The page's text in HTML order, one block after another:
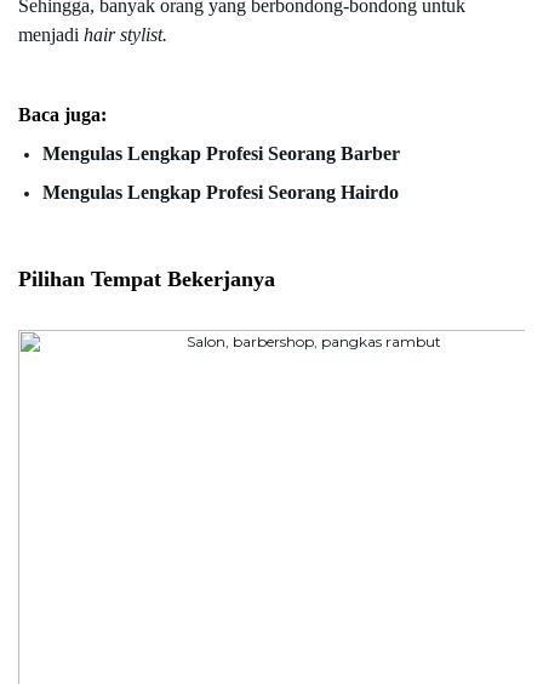
Sehingga, banyak orang yang berbondong-bondong untuk
menjadi hair stylist.
Baca juga:
Mengulas Lengkap Profesi Seorang Barber
Mengulas Lengkap Profesi Seorang Hairdo
Pilihan Tempat Bekerjanya